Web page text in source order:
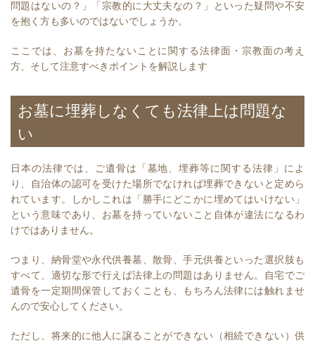
問題はないの？」「宗教的に大丈夫なの？」といった疑問や不安
を抱く方も多いのではないでしょうか。
ここでは、お墓を持たないことに関する法律面・宗教面の考え
方、そして注意すべきポイントを解説します
お墓に埋葬しなくても法律上は問題な
い
日本の法律では、ご遺骨は「墓地、埋葬等に関する法律」によ
り、自治体の認可を受けた場所でなければ埋葬できないと定めら
れています。しかしこれは「勝手にどこかに埋めてはいけない」
という意味であり、お墓を持っていないこと自体が違法になるわ
けではありません。
つまり、納骨堂や永代供養墓、散骨、手元供養といった選択肢も
すべて、適切な形で行えば法律上の問題はありません。自宅でご
遺骨を一定期間保管しておくことも、もちろん法律には触れませ
んので安心してください。
ただし、将来的に他人に譲ることができない（相続できない）供